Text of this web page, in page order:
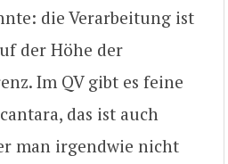
die Verarbeitung ist
der Höhe der
Im QV gibt es feine
das ist auch
man irgendwie nicht